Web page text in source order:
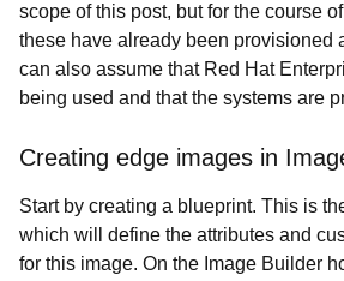
scope of this post, but for the course
these have already been provisioned
can also assume that Red Hat
being used and that the systems are
Creating edge images in
Start by creating a blueprint. This is
which will define the attributes and
for this image. On the Image Builder